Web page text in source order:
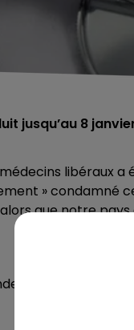
jusqu’au 8
libéraux a
»
que notre
notamment